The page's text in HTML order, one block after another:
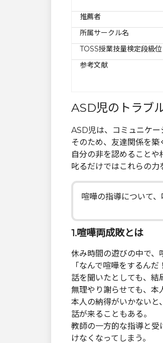
推薦者
所属サークル名
TOSS授業技量検定段級位
参考文献
ASD児のトラブ
ASD児は、コミュニケー
そのため、友達関係を築
自分の非を認めることや
叱るだけではこれらの力
喧嘩の指導について
1.喧嘩両成敗とは
休み時間の遊びの中で、
「なんで喧嘩をするん
話を聞いたとしても、結
無理やり謝らせても、本
本人の納得がいかないと
話が来ることもある。
教師の一方的な指導と受
けなくなってしまう。